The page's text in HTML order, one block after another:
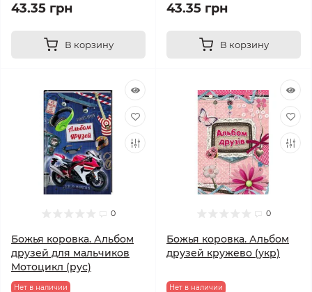
43.35 грн
В корзину
43.35 грн
В корзину
0
Божья коровка. Альбом
друзей для мальчиков
Мотоцикл (рус)
Нет в наличии
0
Божья коровка. Альбом
друзей кружево (укр)
Нет в наличии